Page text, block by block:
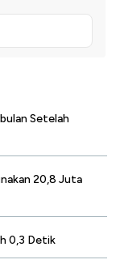
Setelah
20,8 Juta
0,3 Detik